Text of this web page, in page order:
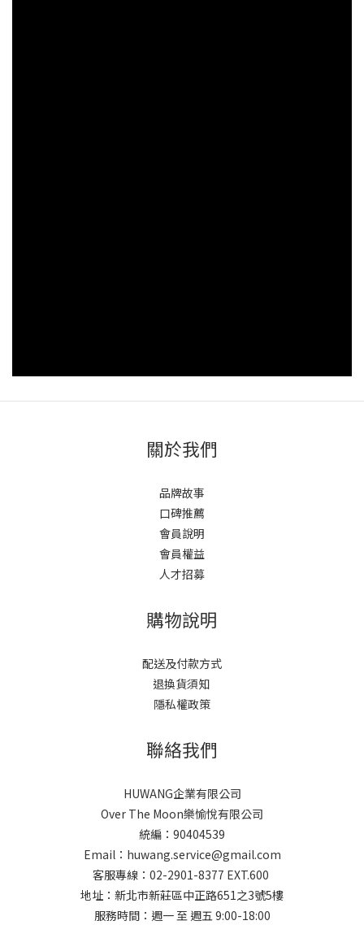
關於我們
品牌故事
口碑推薦
會員說明
會員權益
人才招募
購物說明
配送及付款方式
退換貨須知
隱私權政策
聯絡我們
HUWANG企業有限公司
Over The Moon樂愉悅有限公司
統編：90404539
Email：huwang.service@gmail.com
客服專線：02-2901-8377 EXT.600
地址：新北市新莊區中正路651之3號5樓
服務時間：週一 至 週五 9:00-18:00